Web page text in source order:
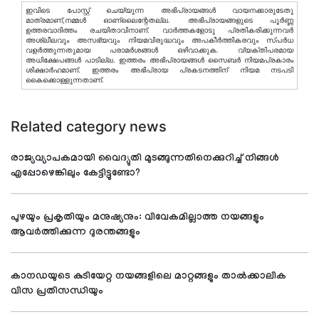
ഇവിടെ പോസ്റ്റ് ചെയ്യുന്ന അഭിപ്രായങ്ങള്‍ വായനക്കാരുടേതു
മാത്രമാണ്,നമ്മൾ ഓണ്ലൈന്റേതല്ല. അഭിപ്രായങ്ങളുടെ പൂർണ്ണ
ഉത്തരവാദിത്തം രചയിതാവിനാണ്. വാര്‍ത്തകളോടു പ്രതികരിക്കുന്നവര്‍
അശ്ലീലവും അസഭ്യവും നിയമവിരുദ്ധവും അപകീര്‍ത്തികരവും സ്പര്‍ധ
വളര്‍ത്തുന്നതുമായ പരാമര്‍ശങ്ങള്‍ ഒഴിവാക്കുക. വ്യക്തിപരമായ
അധിക്ഷേപങ്ങള്‍ പാടില്ല. ഇത്തരം അഭിപ്രായങ്ങള്‍ സൈബര്‍ നിയമപ്രകാരം
ശിക്ഷാര്‍ഹമാണ്. ഇത്തരം അഭിപ്രായ പ്രകടനത്തിന് നിയമ നടപടി
കൈക്കൊള്ളുന്നതാണ്.
Related category news
രാജ്യവ്യാപകമായി വൈദ്യുതി മുടങ്ങുന്നതിനെക്കുറിച്ച് നിങ്ങള്‍
എപ്പോഴെങ്കിലും കേട്ടിട്ടുണ്ടോ?
പുഴയും പ്രകൃതിയും മനുഷ്യനും: വിവേകമില്ലാത്ത നയങ്ങളും
ആവര്‍ത്തിക്കുന്ന ദുരന്തങ്ങളും
കാനഡയുടെ കുടിയേറ്റ നയങ്ങളിലെ മാറ്റങ്ങളും താൽക്കാലിക
വിസ പ്രതിസന്ധിയും